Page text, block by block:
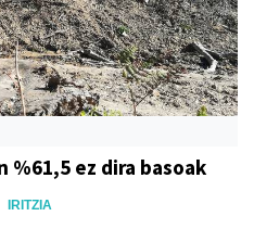
%61,5 ez dira basoak
IRITZIA